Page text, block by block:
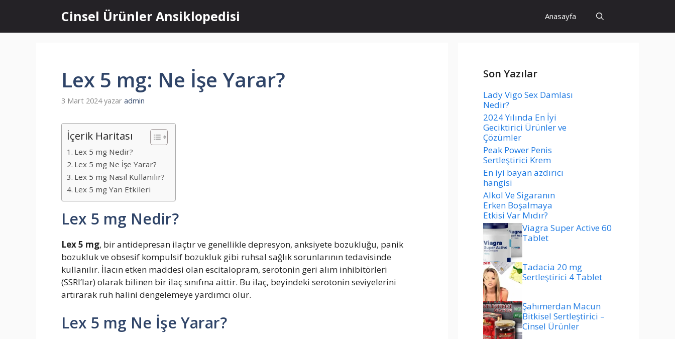
Cinsel Ürünler Ansiklopedisi Anasayfa
Lex 5 mg: Ne İşe Yarar?
3 Mart 2024 yazar admin
İçerik Haritası
Lex 5 mg Nedir?
Lex 5 mg Ne İşe Yarar?
Lex 5 mg Nasıl Kullanılır?
Lex 5 mg Yan Etkileri
Lex 5 mg Nedir?
Lex 5 mg, bir antidepresan ilaçtır ve genellikle depresyon, anksiyete bozukluğu, panik
bozukluk ve obsesif kompulsif bozukluk gibi ruhsal sağlık sorunlarının tedavisinde
kullanılır. İlacın etken maddesi olan escitalopram, serotonin geri alım inhibitörleri
(SSRI’lar) olarak bilinen bir ilaç sınıfına aittir. Bu ilaç, beyindeki serotonin seviyelerini
artırarak ruh halini dengelemeye yardımcı olur.
Lex 5 mg Ne İşe Yarar?
Son Yazılar
Lady Vigo Sex Damlası
Nedir?
2024 Yılında En İyi
Geciktirici Ürünler ve
Çözümler
Peak Power Penis
Sertleştirici Krem
En iyi bayan azdırıcı
hangisi
Alkol Ve Sigaranın
Erken Boşalmaya
Etkisi Var Mıdır?
Viagra Super Active 60
Tablet
Tadacia 20 mg
Sertleştirici 4 Tablet
Şahımerdan Macun
Bitkisel Sertleştirici –
Cinsel Ürünler